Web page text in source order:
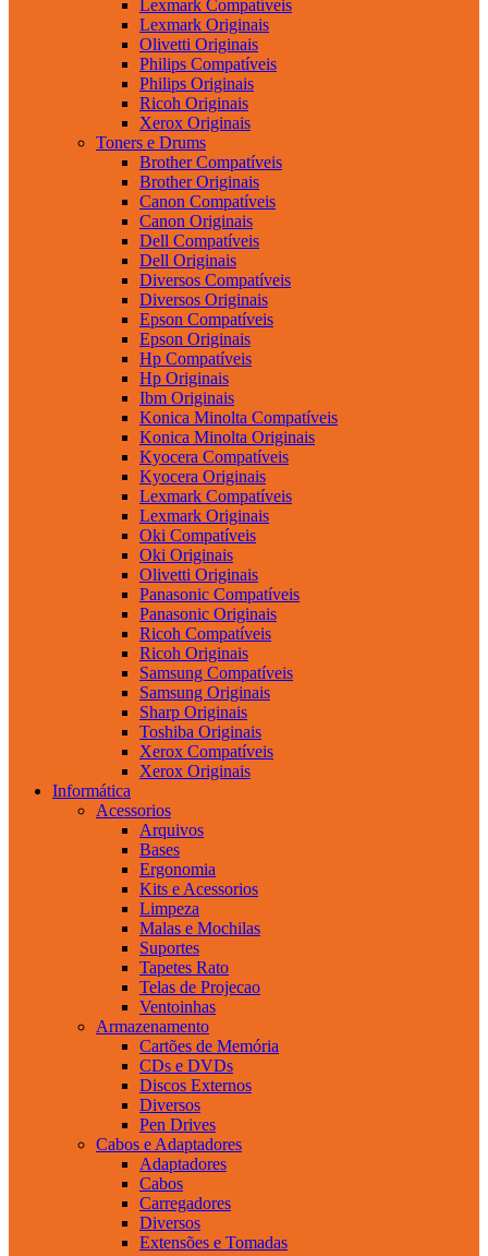
Lexmark Compatíveis
Lexmark Originais
Olivetti Originais
Philips Compatíveis
Philips Originais
Ricoh Originais
Xerox Originais
Toners e Drums
Brother Compatíveis
Brother Originais
Canon Compatíveis
Canon Originais
Dell Compatíveis
Dell Originais
Diversos Compatíveis
Diversos Originais
Epson Compatíveis
Epson Originais
Hp Compatíveis
Hp Originais
Ibm Originais
Konica Minolta Compatíveis
Konica Minolta Originais
Kyocera Compatíveis
Kyocera Originais
Lexmark Compatíveis
Lexmark Originais
Oki Compatíveis
Oki Originais
Olivetti Originais
Panasonic Compatíveis
Panasonic Originais
Ricoh Compatíveis
Ricoh Originais
Samsung Compatíveis
Samsung Originais
Sharp Originais
Toshiba Originais
Xerox Compatíveis
Xerox Originais
Informática
Acessorios
Arquivos
Bases
Ergonomia
Kits e Acessorios
Limpeza
Malas e Mochilas
Suportes
Tapetes Rato
Telas de Projecao
Ventoinhas
Armazenamento
Cartões de Memória
CDs e DVDs
Discos Externos
Diversos
Pen Drives
Cabos e Adaptadores
Adaptadores
Cabos
Carregadores
Diversos
Extensões e Tomadas